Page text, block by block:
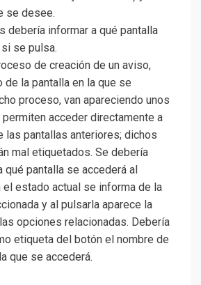
se desee.
debería informar a qué pantalla
se pulsa.
de creación de un aviso,
de la pantalla en la que se
proceso, van apareciendo unos
acceder directamente a
las pantallas anteriores; dichos
mal etiquetados. Se debería
qué pantalla se accederá al
el estado actual se informa de la
y al pulsarla aparece la
opciones relacionadas. Debería
etiqueta del botón el nombre de
que se accederá.